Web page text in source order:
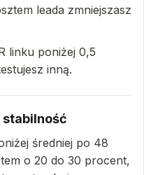
leada zmniejszasz
linku poniżej 0,5
inną.
stabilność
średniej po 48
o 20 do 30 procent,